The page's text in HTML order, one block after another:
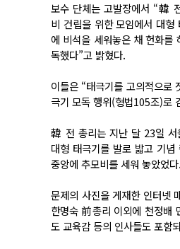
보수 단체는 고발장에서 “韓
비 건립을 위한 모임에서 대
에 비석을 세워놓은 채 헌화를
독했다”고 밝혔다.
이들은 “태극기를 고의적으로
극기 모독 행위(형법105조)로
韓 전 총리는 지난 달 23일 서
대형 태극기를 발로 밟고 기
중앙에 추모비를 세워 놓았었다.
문제의 사진을 게재한 인터넷
한명숙 前총리 이외에 천정배
도 교육감 등의 인사들도 포함